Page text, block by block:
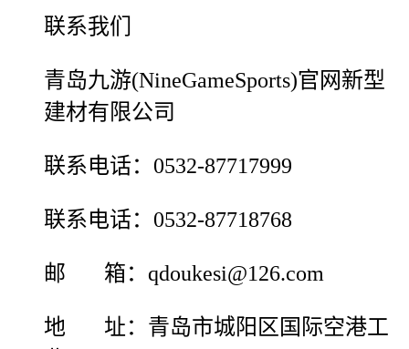
联系我们
青岛九游(NineGameSports)官网新型
建材有限公司
联系电话：0532-87717999
联系电话：0532-87718768
邮 箱：qdoukesi@126.com
地 址：青岛市城阳区国际空港工